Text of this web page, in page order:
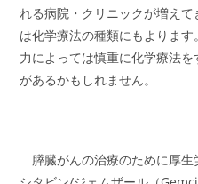
れる病院・クリニックが増え
は化学療法の種類にもよりま
力によっては慎重に化学療法
があるかもしれません。
膵臓がんの治療のために厚生